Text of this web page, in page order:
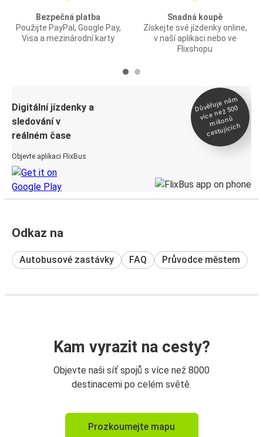
Bezpečná platba
Použijte PayPal, Google Pay,
Visa a mezinárodní karty
Snadná koupě
Získejte své jízdenky online,
v naší aplikaci nebo ve
Flixshopu
Digitální jízdenky a
sledování v
reálném čase
Objevte aplikaci FlixBus
Důvěřuje ná
m
více než 500
milionů
cestujících
Odkaz na
Autobusové zastávky FAQ Průvodce městem
Kam vyrazit na cesty?
Objevte naši síť spojů s více než 8000
destinacemi po celém světě.
Prozkoumejte mapu